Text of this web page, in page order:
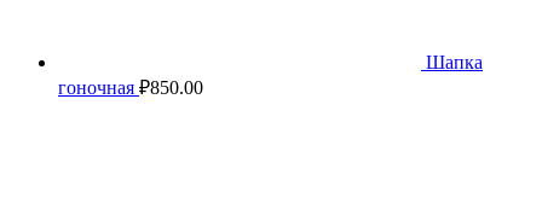
Шапка
гоночная ₽850.00